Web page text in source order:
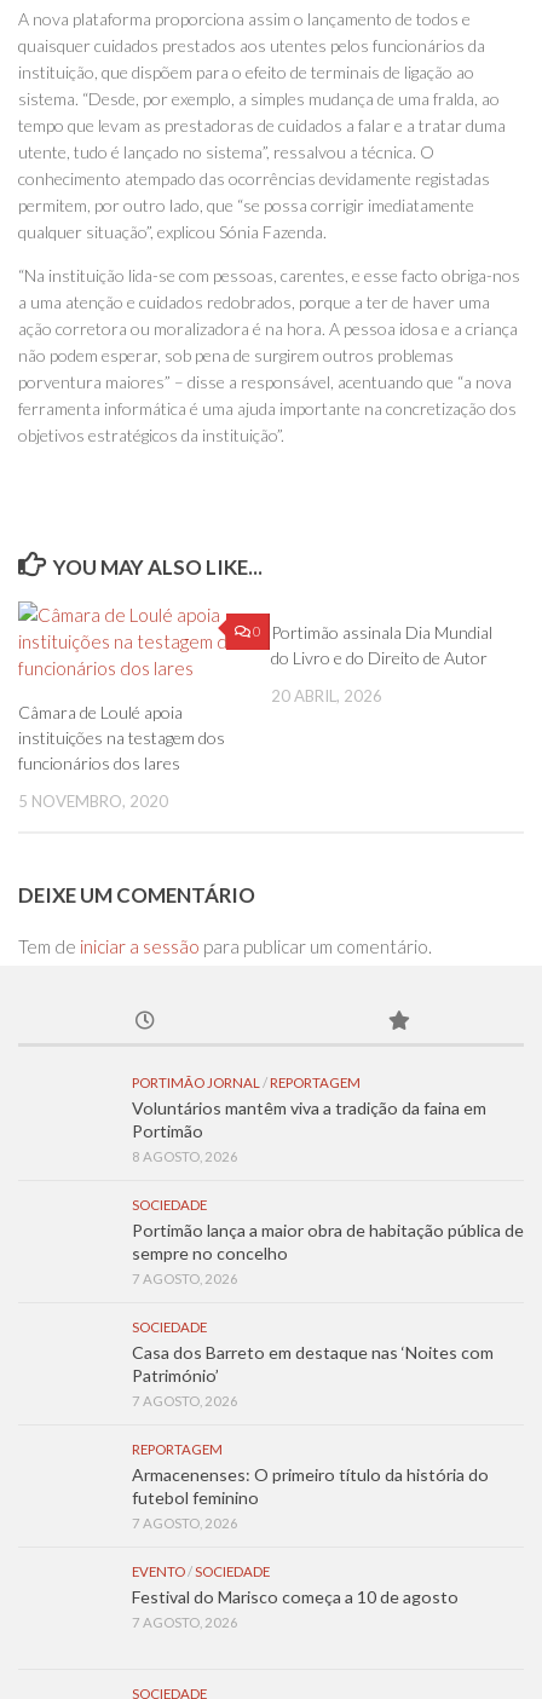
A nova plataforma proporciona assim o lançamento de todos e
quaisquer cuidados prestados aos utentes pelos funcionários da
instituição, que dispõem para o efeito de terminais de ligação ao
sistema. “Desde, por exemplo, a simples mudança de uma fralda, ao
tempo que levam as prestadoras de cuidados a falar e a tratar duma
utente, tudo é lançado no sistema”, ressalvou a técnica. O
conhecimento atempado das ocorrências devidamente registadas
permitem, por outro lado, que “se possa corrigir imediatamente
qualquer situação”, explicou Sónia Fazenda.
“Na instituição lida-se com pessoas, carentes, e esse facto obriga-nos
a uma atenção e cuidados redobrados, porque a ter de haver uma
ação corretora ou moralizadora é na hora. A pessoa idosa e a criança
não podem esperar, sob pena de surgirem outros problemas
porventura maiores” – disse a responsável, acentuando que “a nova
ferramenta informática é uma ajuda importante na concretização dos
objetivos estratégicos da instituição”.
YOU MAY ALSO LIKE...
0
Câmara de Loulé apoia
instituições na testagem dos
funcionários dos lares
5 NOVEMBRO, 2020
Portimão assinala Dia Mundial
do Livro e do Direito de Autor
20 ABRIL, 2026
DEIXE UM COMENTÁRIO
Tem de iniciar a sessão para publicar um comentário.
PORTIMÃO JORNAL / REPORTAGEM
Voluntários mantêm viva a tradição da faina em
Portimão
8 AGOSTO, 2026
SOCIEDADE
Portimão lança a maior obra de habitação pública de
sempre no concelho
7 AGOSTO, 2026
SOCIEDADE
Casa dos Barreto em destaque nas ‘Noites com
Património’
7 AGOSTO, 2026
REPORTAGEM
Armacenenses: O primeiro título da história do
futebol feminino
7 AGOSTO, 2026
EVENTO/SOCIEDADE
Festival do Marisco começa a 10 de agosto
7 AGOSTO, 2026
SOCIEDADE